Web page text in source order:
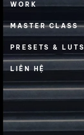
WORK
MASTER CLASS
PRESETS & LUTS
LIÊN HỆ